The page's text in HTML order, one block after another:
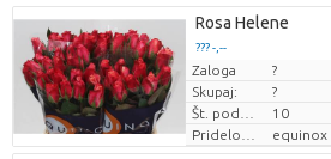
Rosa Helene
??? -,--
Cena za kos
Zaloga ?
Skupaj:
?
10
equinox